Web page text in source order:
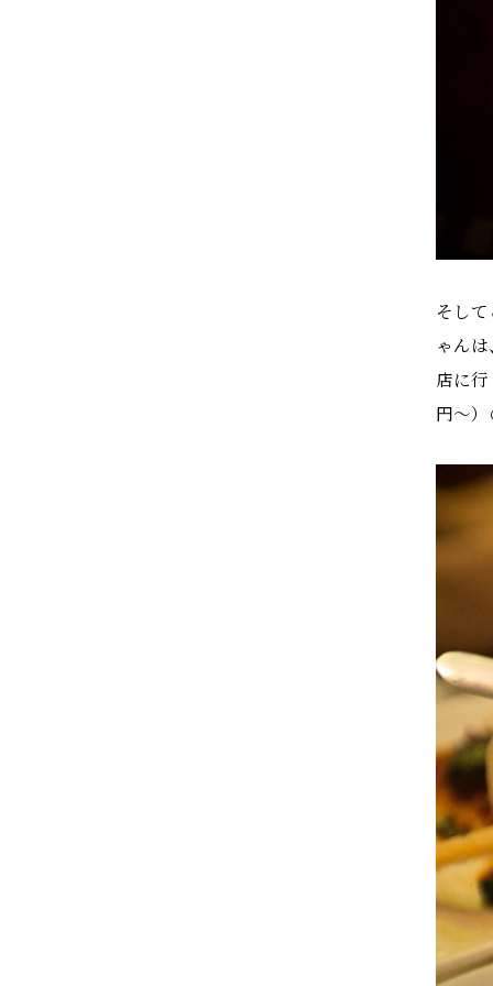
そし
ゃん
店に
円〜